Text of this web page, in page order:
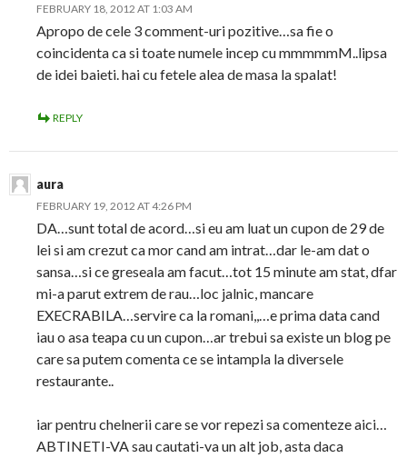
FEBRUARY 18, 2012 AT 1:03 AM
Apropo de cele 3 comment-uri pozitive…sa fie o
coincidenta ca si toate numele incep cu mmmmmM..lipsa
de idei baieti. hai cu fetele alea de masa la spalat!
REPLY
aura
FEBRUARY 19, 2012 AT 4:26 PM
DA…sunt total de acord…si eu am luat un cupon de 29 de
lei si am crezut ca mor cand am intrat…dar le-am dat o
sansa…si ce greseala am facut…tot 15 minute am stat, dfar
mi-a parut extrem de rau…loc jalnic, mancare
EXECRABILA…servire ca la romani,,…e prima data cand
iau o asa teapa cu un cupon…ar trebui sa existe un blog pe
care sa putem comenta ce se intampla la diversele
restaurante..
iar pentru chelnerii care se vor repezi sa comenteze aici…
ABTINETI-VA sau cautati-va un alt job, asta daca